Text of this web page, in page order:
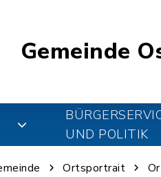
Gemeinde
UND POLITIK
Ortsportrait